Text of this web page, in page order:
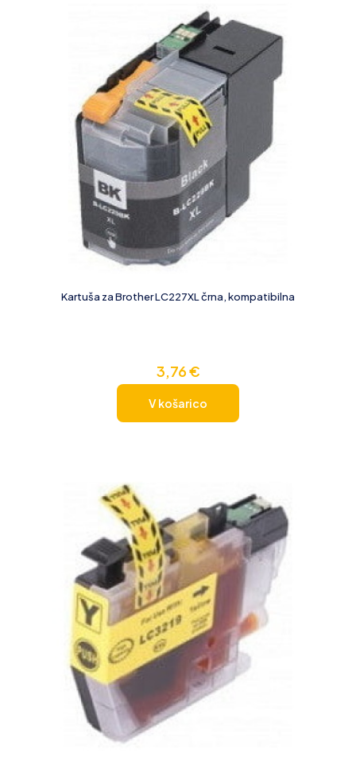
Kartuša za Brother LC227XL črna, kompatibilna
3,76€
V košarico